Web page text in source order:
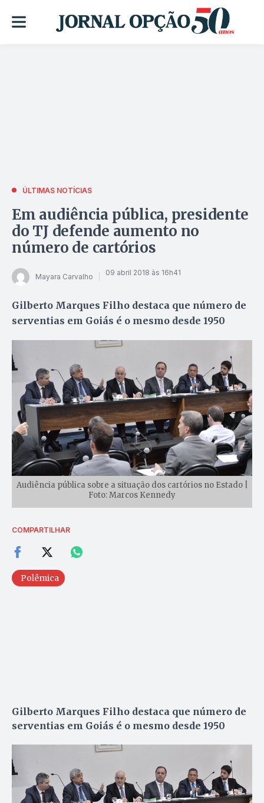
ÚLTIMAS NOTÍCIAS
Em audiência pública, presidente
do TJ defende aumento no
número de cartórios
Mayara Carvalho 09 abril 2018 às 16h41
Gilberto Marques Filho destaca que número de
serventias em Goiás é o mesmo desde 1950
Audiência pública sobre a situação dos cartórios no Estado |
Foto: Marcos Kennedy
COMPARTILHAR
Polêmica
Gilberto Marques Filho destaca que número de
serventias em Goiás é o mesmo desde 1950